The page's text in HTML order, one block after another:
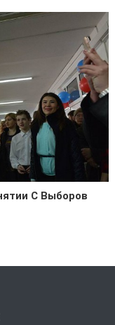
С Выборов